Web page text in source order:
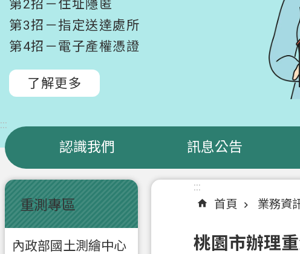
第2招－住址隱匿
第3招－指定送達處所
第4招－電子產權憑證
了解更多
:::
認識我們 訊息公告
:::
重測專區
內政部國土測繪中心
:::
首頁
業務資
桃園市辦理